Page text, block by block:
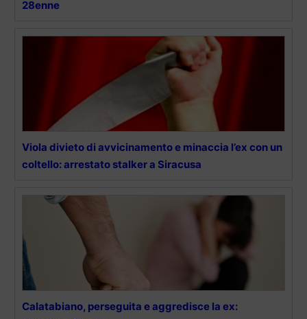
28enne
Viola divieto di avvicinamento e minaccia l’ex con un
coltello: arrestato stalker a Siracusa
Calatabiano, perseguita e aggredisce la ex: